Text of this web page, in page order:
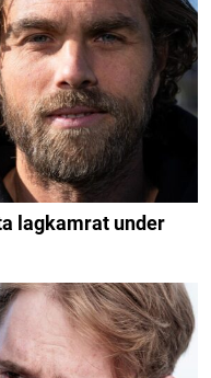
lagkamrat under